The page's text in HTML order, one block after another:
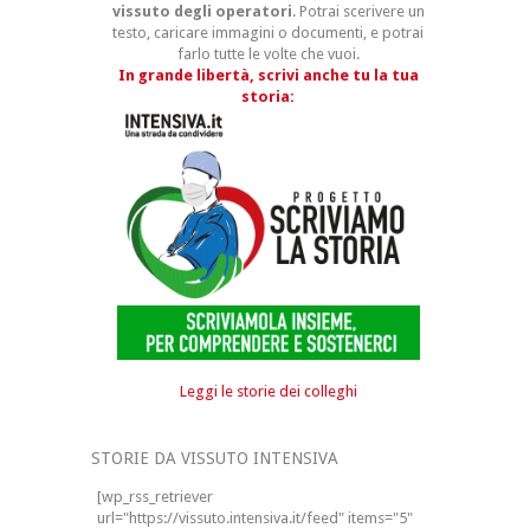
vissuto degli operatori. Potrai scerivere un
testo, caricare immagini o documenti, e potrai
farlo tutte le volte che vuoi.
In grande libertà, scrivi anche tu la tua
storia:
Leggi le storie dei colleghi
STORIE DA VISSUTO INTENSIVA
[wp_rss_retriever
url="https://vissuto.intensiva.it/feed" items="5"